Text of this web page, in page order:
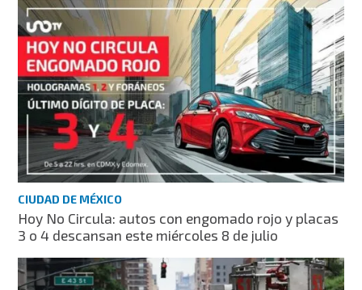
CIUDAD DE MÉXICO
Hoy No Circula: autos con engomado rojo y placas
3 o 4 descansan este miércoles 8 de julio